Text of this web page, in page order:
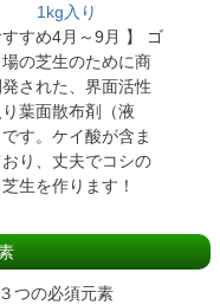
1kg入り
すすめ4月～9月 】 ゴ
場の芝生のために商
された、界面活性
葉面散布剤（液
す。ケイ酸が含ま
り、丈夫でコシの
生を作ります！
つの必須元素